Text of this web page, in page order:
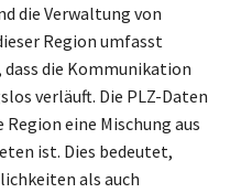
die Verwaltung von
Region umfasst
die Kommunikation
verläuft. Die PLZ-Daten
Region eine Mischung aus
ist. Dies bedeutet,
als auch